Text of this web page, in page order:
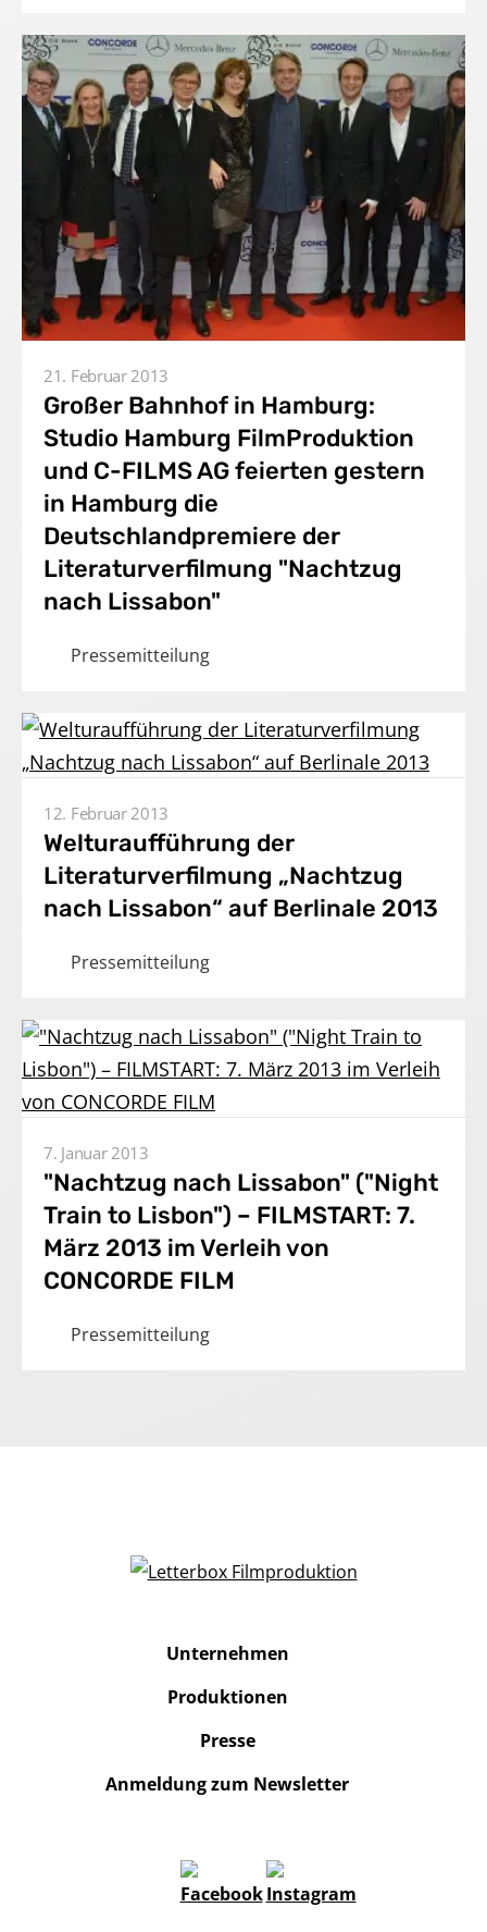
21. Februar 2013
Großer Bahnhof in Hamburg:
Studio Hamburg FilmProduktion
und C-FILMS AG feierten gestern
in Hamburg die
Deutschlandpremiere der
Literaturverfilmung "Nachtzug
nach Lissabon"
Pressemitteilung
12. Februar 2013
Welturaufführung der
Literaturverfilmung „Nachtzug
nach Lissabon“ auf Berlinale 2013
Pressemitteilung
7. Januar 2013
"Nachtzug nach Lissabon" ("Night
Train to Lisbon") – FILMSTART: 7.
März 2013 im Verleih von
CONCORDE FILM
Pressemitteilung
Unternehmen
Produktionen
Presse
Anmeldung zum Newsletter
Home
Unternehmen
Produktionen
Presse
Karriere
DE